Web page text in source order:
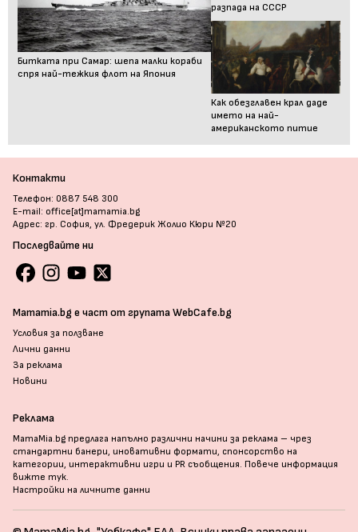
Битката при Самар: шепа малки кораби
спря най-тежкия флот на Япония
разпада на СССР
Как обезглавен крал даде
името на най-
американското питие
Контакти
Телефон: 0887 548 300
E-mail: office[at]mamamia.bg
Адрес: гр. София, ул. Фредерик Жолио Кюри №20
Последвайте ни
Mamamia.bg е част от групата WebCafe.bg
Условия за ползване
Лични данни
За реклама
Новини
Реклама
MamaMia.bg предлага напълно различни начини за реклама – чрез
стандартни банери, иновативни формати, спонсорство на
категории, интерактивни игри и PR съобщения. Повече информация
вижте тук.
Настройки на личните данни